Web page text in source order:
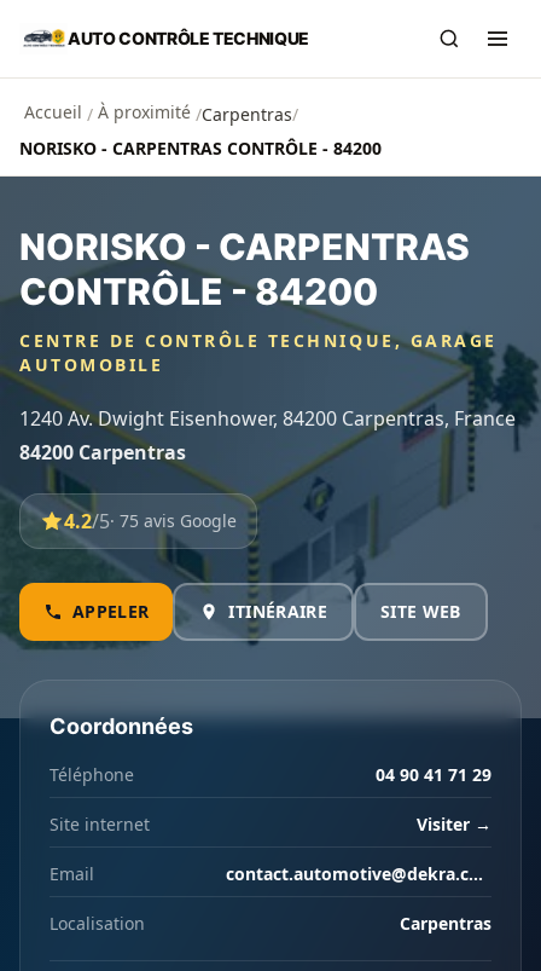
Aller au contenu principal
AUTO CONTRÔLE TECHNIQUE
Accueil / À proximité /Carpentras/
NORISKO - CARPENTRAS CONTRÔLE - 84200
NORISKO - CARPENTRAS
CONTRÔLE - 84200
CENTRE DE CONTRÔLE TECHNIQUE, GARAGE
AUTOMOBILE
1240 Av. Dwight Eisenhower, 84200 Carpentras, France
84200 Carpentras
4.2/5· 75 avis Google
APPELER ITINÉRAIRE SITE WEB
Coordonnées
Téléphone 04 90 41 71 29
Site internet Visiter →
Email contact.automotive@dekra.com
Localisation Carpentras